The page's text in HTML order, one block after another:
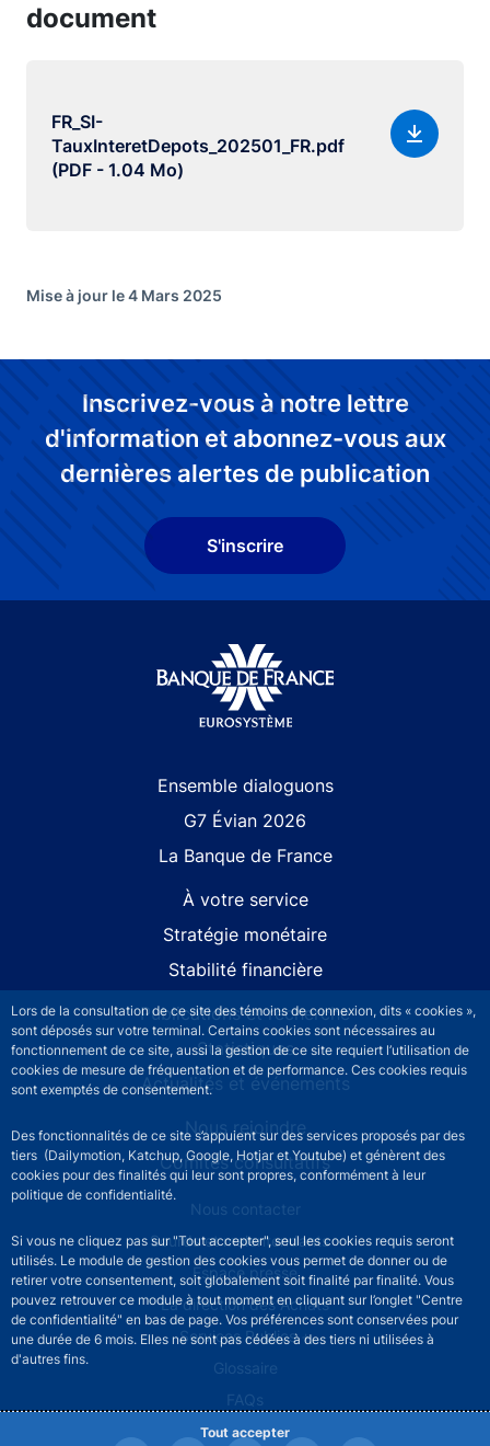
Lors de la consultation de ce site des témoins de connexion, dits « cookies »,
sont déposés sur votre terminal. Certains cookies sont nécessaires au
fonctionnement de ce site, aussi la gestion de ce site requiert l’utilisation de
cookies de mesure de fréquentation et de performance. Ces cookies requis
sont exemptés de consentement.
Des fonctionnalités de ce site s’appuient sur des services proposés par des
tiers (Dailymotion, Katchup, Google, Hotjar et Youtube) et génèrent des
cookies pour des finalités qui leur sont propres, conformément à leur
politique de confidentialité.
Si vous ne cliquez pas sur "Tout accepter", seul les cookies requis seront
utilisés. Le module de gestion des cookies vous permet de donner ou de
retirer votre consentement, soit globalement soit finalité par finalité. Vous
pouvez retrouver ce module à tout moment en cliquant sur l’onglet "Centre
de confidentialité" en bas de page. Vos préférences sont conservées pour
une durée de 6 mois. Elles ne sont pas cédées à des tiers ni utilisées à
d'autres fins.
Tout accepter
document
FR_SI-
TauxInteretDepots_202501_FR.pdf
(PDF - 1.04 Mo)
Mise à jour le 4 Mars 2025
Inscrivez-vous à notre lettre
d'information et abonnez-vous aux
dernières alertes de publication
S'inscrire
Ensemble dialoguons
G7 Évian 2026
La Banque de France
À votre service
Stratégie monétaire
Stabilité financière
Publications et recherche
Statistiques
Actualités et événements
Nous rejoindre
Comités consultatifs
Footer secondary menuNous contacter
Sourds et malentendants
Espace presse
La direction des Achats
Services Publics +
Glossaire
FAQs